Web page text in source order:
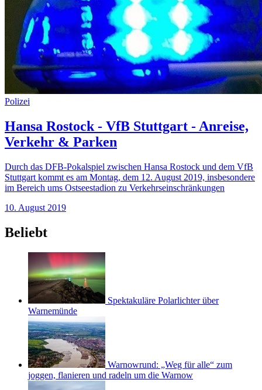
Polizei
Hansa Rostock - VfB Stuttgart - Anreise,
Verkehr & Parken
Durch das DFB-Pokalspiel zwischen Hansa Rostock und dem VfB
Stuttgart kommt es am Montag, dem 12. August 2019, insbesondere
im Bereich ums Ostseestadion zu Verkehrseinschränkungen
10. August 2019
Beliebt
Spektakuläre Polarlichter über
Warnemünde
Warnowrund: „Weg für alle“ zum
joggen, flanieren und radeln um die Warnow